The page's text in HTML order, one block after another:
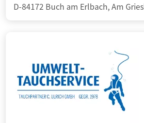
D-84172 Buch am Erlbach, Am